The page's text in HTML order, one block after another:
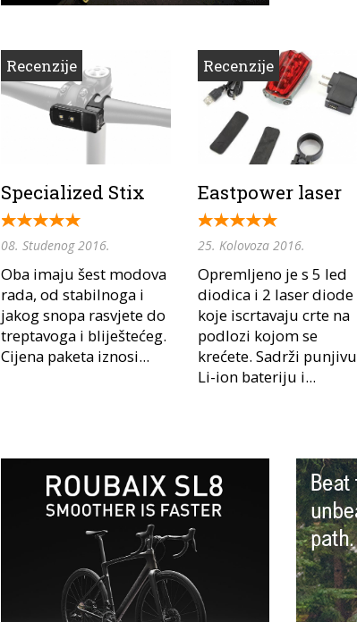
Recenzije
Specialized Stix
08. Studenog 2016.
Oba imaju šest modova
rada, od stabilnoga i
jakog snopa rasvjete do
treptavoga i bliještećeg.
Cijena paketa iznosi...
Recenzije
Eastpower laser
25. Kolovoza 2016.
Opremljeno je s 5 led
diodica i 2 laser diode
koje iscrtavaju crte na
podlozi kojom se
krećete. Sadrži punjivu
Li-ion bateriju i...